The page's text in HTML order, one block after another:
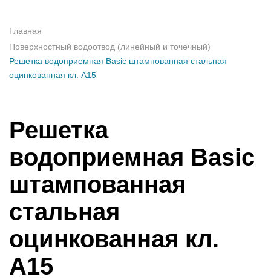
Главная
Поверхностный водоотвод (линейный и точечный)
Решетка водоприемная Basic штампованная стальная
оцинкованная кл. А15
Решетка
водоприемная Basic
штампованная
стальная
оцинкованная кл.
А15